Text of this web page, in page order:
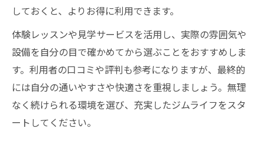
しておくと、よりお得に利用できます。
体験レッスンや見学サービスを活用し、実際の雰囲気や
設備を自分の目で確かめてから選ぶことをおすすめしま
す。利用者の口コミや評判も参考になりますが、最終的
には自分の通いやすさや快適さを重視しましょう。無理
なく続けられる環境を選び、充実したジムライフをスタ
ートしてください。